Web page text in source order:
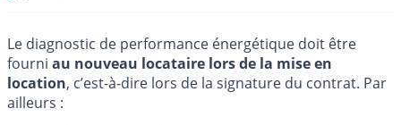
Le diagnostic de performance énergétique doit être
fourni au nouveau locataire lors de la mise en
location, c’est-à-dire lors de la signature du contrat. Par
ailleurs :